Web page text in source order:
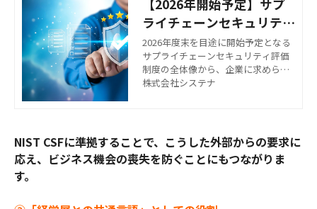
【2026年開始予定】サプ
ライチェーンセキュリティ
評価制度、取引停止リスク
を回避するために企業がや
るべきこととは？
2026年度末を目途に開始予定となる
サプライチェーンセキュリティ評価
制度の全体像から、企業に求められ
る具体的な評価基準、そして今すぐ
株式会社システナ
NIST CSFに準拠することで、こうした外部からの要求に
応え、ビジネス機会の喪失を防ぐことにもつながりま
す。